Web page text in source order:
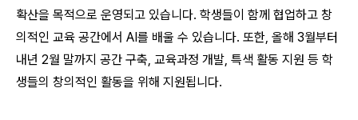
확산을 목적으로 운영되고 있습니다. 학생들이 함께 협업하고 창
의적인 교육 공간에서 AI를 배울 수 있습니다. 또한, 올해 3월부터
내년 2월 말까지 공간 구축, 교육과정 개발, 특색 활동 지원 등 학
생들의 창의적인 활동을 위해 지원됩니다.